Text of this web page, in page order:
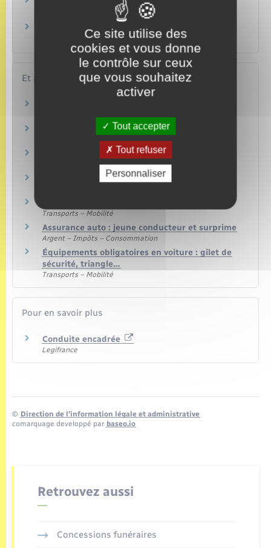
Quelle est la durée de validité d'un permis de
conduire ?
Et aussi
Transports – Mobilité
Infractions routières
Transports – Mobilité
Apprentissage anticipé de la conduite
Transports – Mobilité
Apprentissage en conduite supervisée
Transports – Mobilité
Assurance auto : jeune conducteur et surprime
Argent – Impôts – Consommation
Équipements obligatoires en voiture : gilet de
sécurité, triangle…
Transports – Mobilité
Pour en savoir plus
Conduite encadrée
Legifrance
© Direction de l’information légale et administrative
comarquage developpé par baseo.io
Retrouvez aussi
Concessions funéraires
Ce site utilise des
cookies et vous donne
le contrôle sur ceux
que vous souhaitez
activer
Tout accepter
Tout refuser
Personnaliser